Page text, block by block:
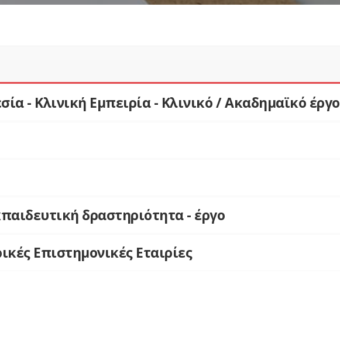
- Κλινική Εμπειρία - Κλινικό / Ακαδημαϊκό έργο
δραστηριότητα - έργο
Επιστημονικές Εταιρίες